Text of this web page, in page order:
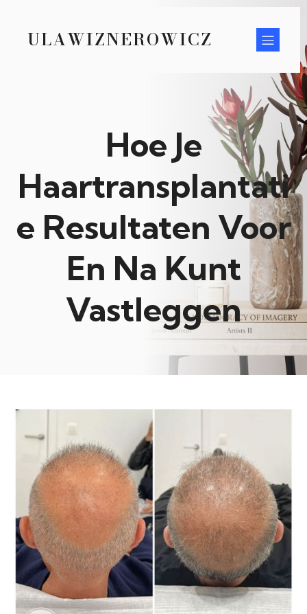
ULAWIZNEROWICZ
Hoe Je
Haartransplantati
e Resultaten Voor
En Na Kunt
Vastleggen